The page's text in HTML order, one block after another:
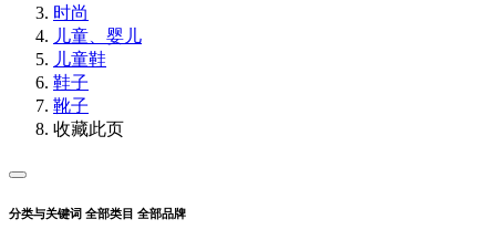
时尚
儿童、婴儿
儿童鞋
鞋子
靴子
收藏此页
分类与关键词 全部类目 全部品牌